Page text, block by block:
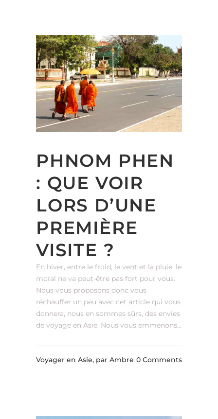
PHNOM PHEN
: QUE VOIR
LORS D’UNE
PREMIÈRE
VISITE ?
En hiver, entre le froid, le vent et la pluie, le
moral ne va peut-être pas fort pour vous.
Nous vous proposons donc vous
réchauffer un peu avec cet article qui vous
donnera, nous en sommes sûrs, des envies
de voyage en Asie. Nous vous emmenons...
Voyager en Asie, par Ambre 0 Comments